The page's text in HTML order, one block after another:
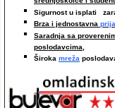
Sigurnost u isplati
Brza i jednostavna
Saradnja sa
poslodavcima,
Široka mreža